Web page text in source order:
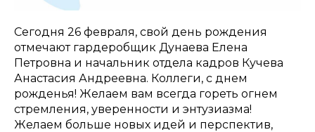
Сегодня 26 февраля, свой день рождения
отмечают гардеробщик Дунаева Елена
Петровна и начальник отдела кадров Кучева
Анастасия Андреевна. Коллеги, с днем
рожденья! Желаем вам всегда гореть огнем
стремления, уверенности и энтузиазма!
Желаем больше новых идей и перспектив,